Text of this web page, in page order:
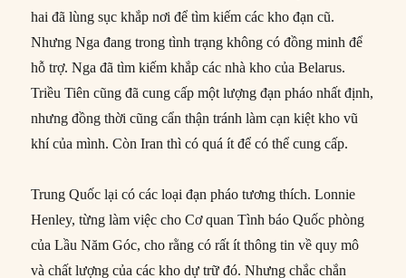
hai đã lùng sục khắp nơi để tìm kiếm các kho đạn cũ.
Nhưng Nga đang trong tình trạng không có đồng minh để
hỗ trợ. Nga đã tìm kiếm khắp các nhà kho của Belarus.
Triều Tiên cũng đã cung cấp một lượng đạn pháo nhất định,
nhưng đồng thời cũng cẩn thận tránh làm cạn kiệt kho vũ
khí của mình. Còn Iran thì có quá ít để có thể cung cấp.
Trung Quốc lại có các loại đạn pháo tương thích. Lonnie
Henley, từng làm việc cho Cơ quan Tình báo Quốc phòng
của Lầu Năm Góc, cho rằng có rất ít thông tin về quy mô
và chất lượng của các kho dự trữ đó. Nhưng chắc chắn